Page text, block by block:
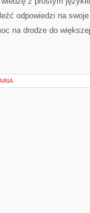
odpowiedzi na
na drodze do